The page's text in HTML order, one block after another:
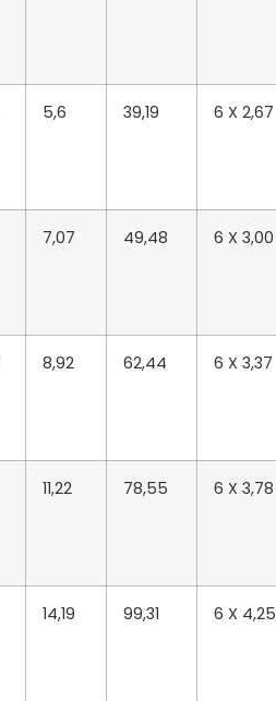
5,6 39,19 6 X 2,67
7,07 49,48 6 X 3,00
8,92 62,44 6 X 3,37
11,22 78,55 6 X 3,78
14,19 99,31 6 X 4,25